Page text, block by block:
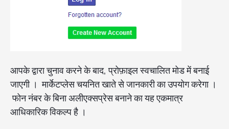
आपके द्वारा चुनाव करने के बाद, प्रोफ़ाइल स्वचालित मोड में बनाई
जाएगी । मार्केटप्लेस चयनित खाते से जानकारी का उपयोग करेगा ।
फोन नंबर के बिना अलीएक्सप्रेस बनाने का यह एकमात्र
आधिकारिक विकल्प है ।